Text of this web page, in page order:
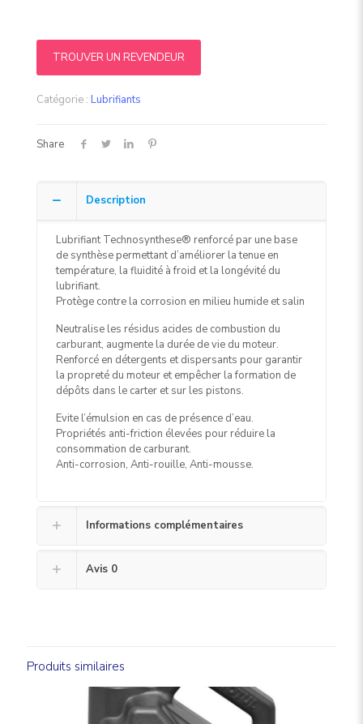
TROUVER UN REVENDEUR
Catégorie : Lubrifiants
Share
Description
Lubrifiant Technosynthese® renforcé par une base
de synthèse permettant d’améliorer la tenue en
température, la fluidité à froid et la longévité du
lubrifiant.
Protège contre la corrosion en milieu humide et salin
Neutralise les résidus acides de combustion du
carburant, augmente la durée de vie du moteur.
Renforcé en détergents et dispersants pour garantir
la propreté du moteur et empêcher la formation de
dépôts dans le carter et sur les pistons.
Evite l’émulsion en cas de présence d’eau.
Propriétés anti-friction élevées pour réduire la
consommation de carburant.
Anti-corrosion, Anti-rouille, Anti-mousse.
Informations complémentaires
Avis 0
Produits similaires